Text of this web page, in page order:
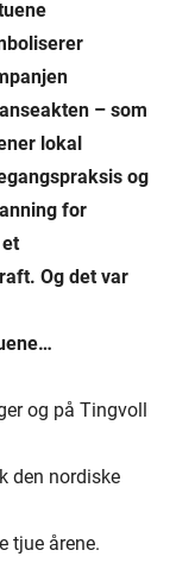
– som
lokal
og
for
Og det var
og på Tingvoll
den nordiske
tjue årene.